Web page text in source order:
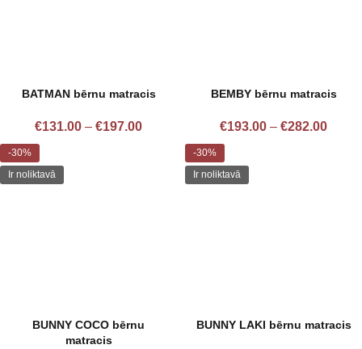
BATMAN bērnu matracis
€131.00 – €197.00
BEMBY bērnu matracis
€193.00 – €282.00
-30%
Ir noliktavā
BUNNY COCO bērnu
matracis
-30%
Ir noliktavā
BUNNY LAKI bērnu matracis